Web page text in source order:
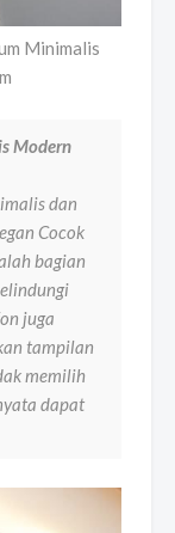
Minimalis
Modern
dan
Cocok
bagian
juga
tampilan
memilih
dapat